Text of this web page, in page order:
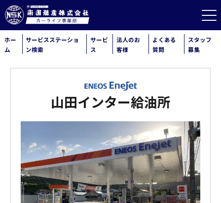
ホー
ム
サービスステーショ
ン検索
サービ
ス
法人のお
客様
よくある
質問
スタッフ
募集
山田インター給油所